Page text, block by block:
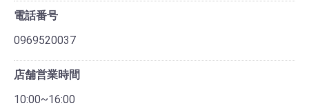
電話番号
0969520037
店舗営業時間
10:00~16:00